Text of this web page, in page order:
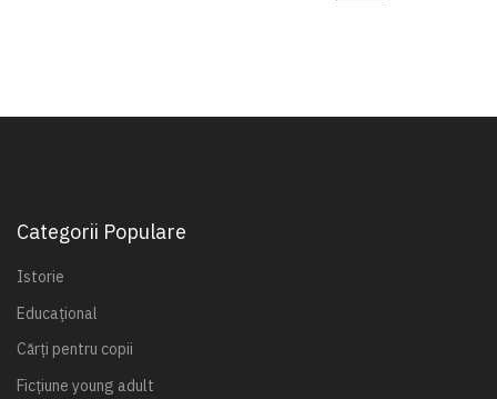
Categorii Populare
Istorie
Educațional
Cărți pentru copii
Ficțiune young adult